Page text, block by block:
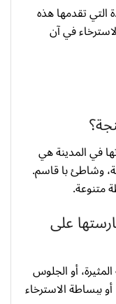
التي تقدمها هذه
في آن
في المدينة هي
وشاطئ با قاسم.
متنوعة.
على
أو الجلوس
ببساطة الاسترخاء